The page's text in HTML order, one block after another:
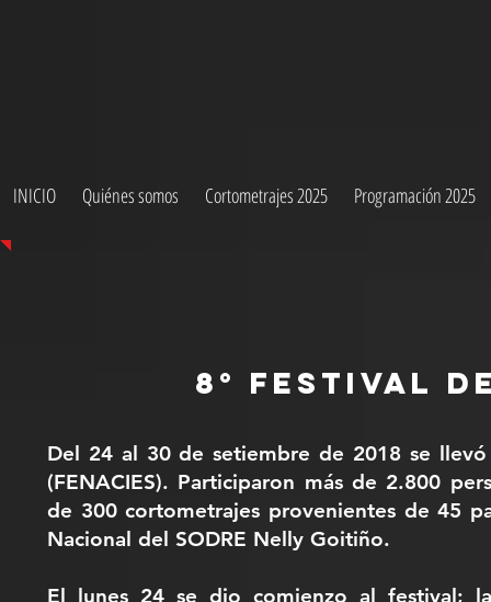
INICIO Quiénes somos Cortometrajes 2025 Programación 2025
8° Festival
Del 24 al 30 de setiembre de 2018 se
(FENACIES). Participaron más de 2.800
de 300 cortometrajes provenientes de 45
Nacional del SODRE Nelly Goitiño.
El lunes 24 se dio comienzo al festival;